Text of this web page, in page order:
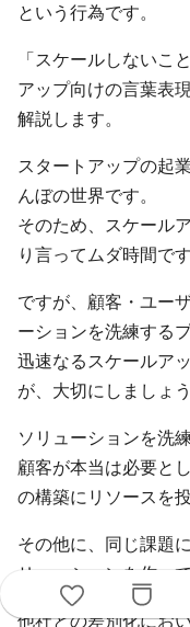
という行為です。
「スケールしないこ
アップ向けの言葉表
解説します。
スタートアップの起
んぼの世界です。
そのため、スケール
り言ってムダ時間です
ですが、顧客・ユー
ーションを洗練する
迅速なるスケールア
が、大切にしましょ
ソリューションを洗
顧客が本当は必要と
の構築にリソースを
その他に、同じ課題
リューションを作っ
他社との差別化にお